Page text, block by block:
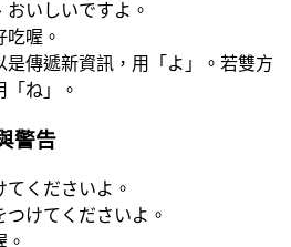
いしいですよ。
喔。
是傳遞新資訊，用「よ」。若雙方
ね」。
警告
くださいよ。
けてくださいよ。